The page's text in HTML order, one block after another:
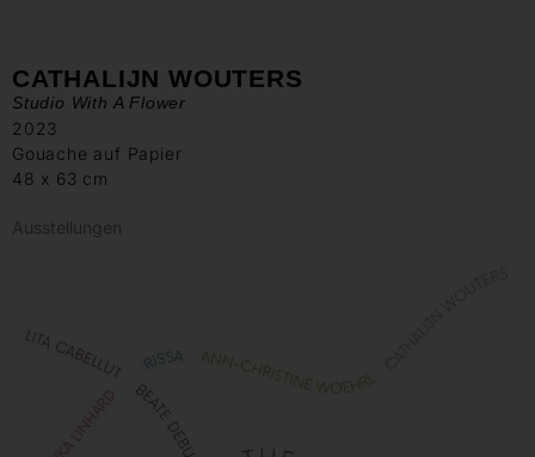
CATHALIJN WOUTERS
Studio With A Flower
2023
Gouache auf Papier
48 x 63 cm
Ausstellungen